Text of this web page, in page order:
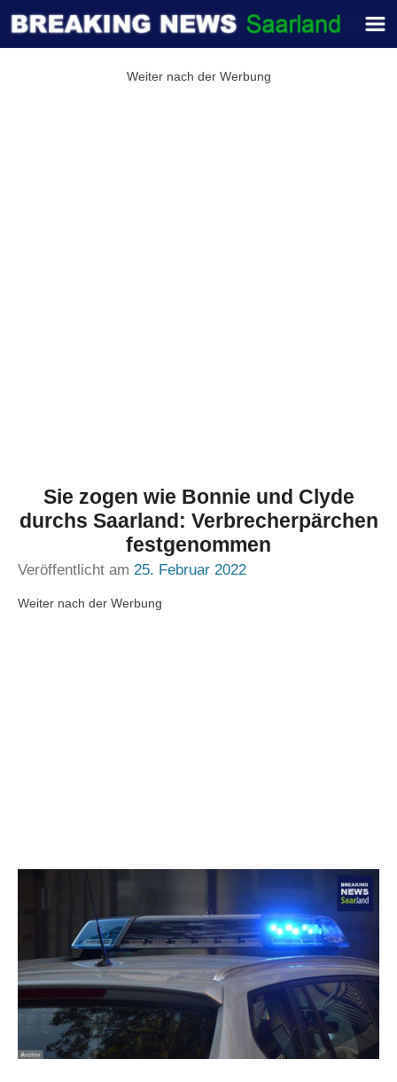
Weiter nach der Werbung
Sie zogen wie Bonnie und Clyde
durchs Saarland: Verbrecherpärchen
festgenommen
Veröffentlicht am 25. Februar 2022
Weiter nach der Werbung